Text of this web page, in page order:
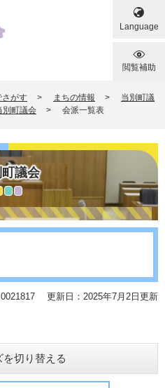
Language
閲覧補助
さがす > まちの情報 >
当別町議
別町議会 > 会派一覧表
議会
更新日：2025年7月2日更新
切り替える